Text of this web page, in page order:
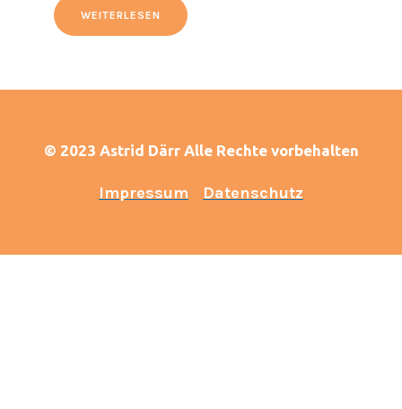
WEITERLESEN
© 2023 Astrid Därr Alle Rechte vorbehalten
Impressum Datenschutz